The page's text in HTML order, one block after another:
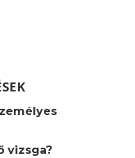
vizsga?